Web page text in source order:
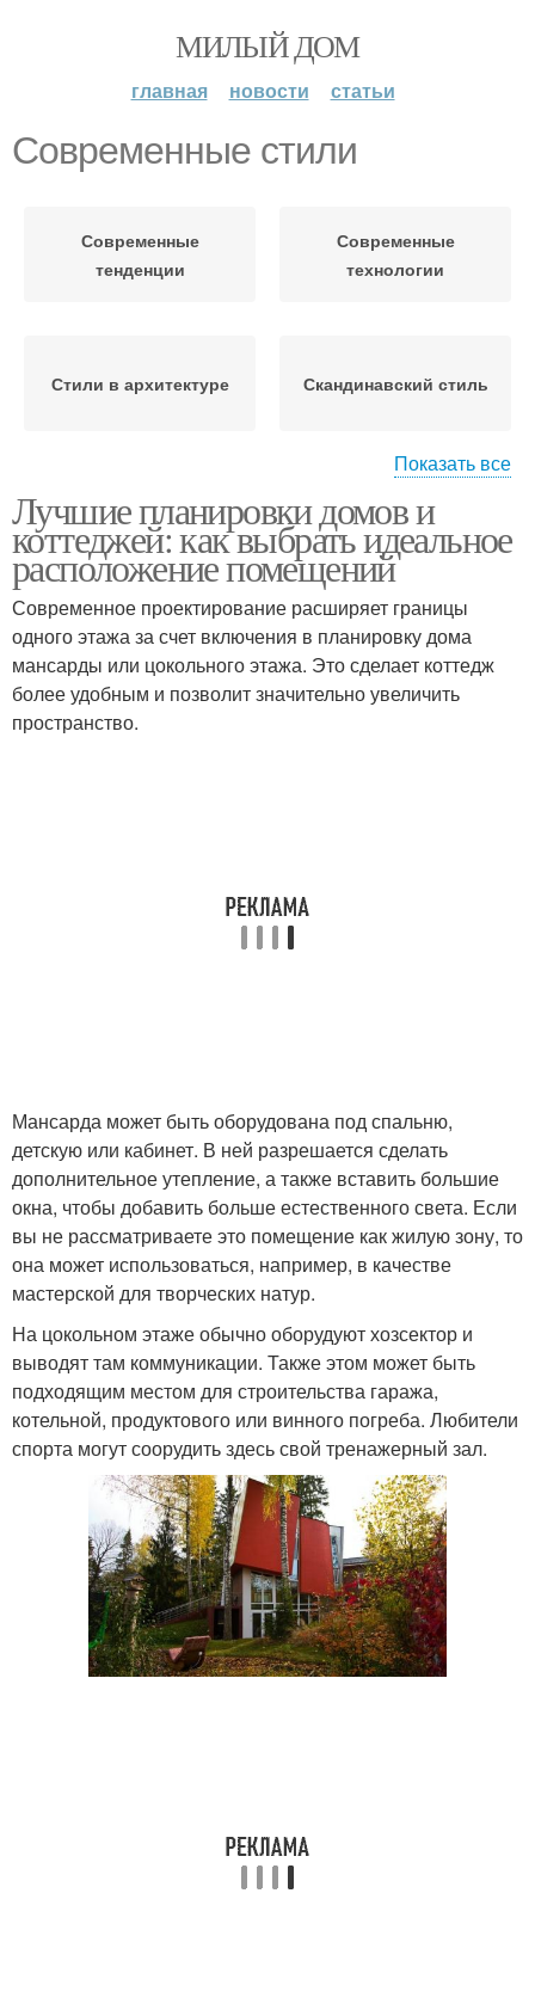
МИЛЫЙ ДОМ
главная новости статьи
Современные стили
Современные
тенденции
Современные
технологии
Стили в архитектуре Скандинавский стиль
Популярные стили
проектировании
Минималистический
стиль
Современные
архитекторы
Кабинет в современном
стиле
Современные кабинеты
Квартира в стиле
Квартира в
скандинавском стиле
Квартира в
классическом стиле
Совместимость со
стилями
Стили в оранжевой
гамме
Прихожие в
современном стиле
Показать все
Лучшие планировки домов и
коттеджей: как выбрать идеальное
расположение помещений
Современное проектирование расширяет границы
одного этажа за счет включения в планировку дома
мансарды или цокольного этажа. Это сделает коттедж
более удобным и позволит значительно увеличить
пространство.
Мансарда может быть оборудована под спальню,
детскую или кабинет. В ней разрешается сделать
дополнительное утепление, а также вставить большие
окна, чтобы добавить больше естественного света. Если
вы не рассматриваете это помещение как жилую зону, то
она может использоваться, например, в качестве
мастерской для творческих натур.
На цокольном этаже обычно оборудуют хозсектор и
выводят там коммуникации. Также этом может быть
подходящим местом для строительства гаража,
котельной, продуктового или винного погреба. Любители
спорта могут соорудить здесь свой тренажерный зал.